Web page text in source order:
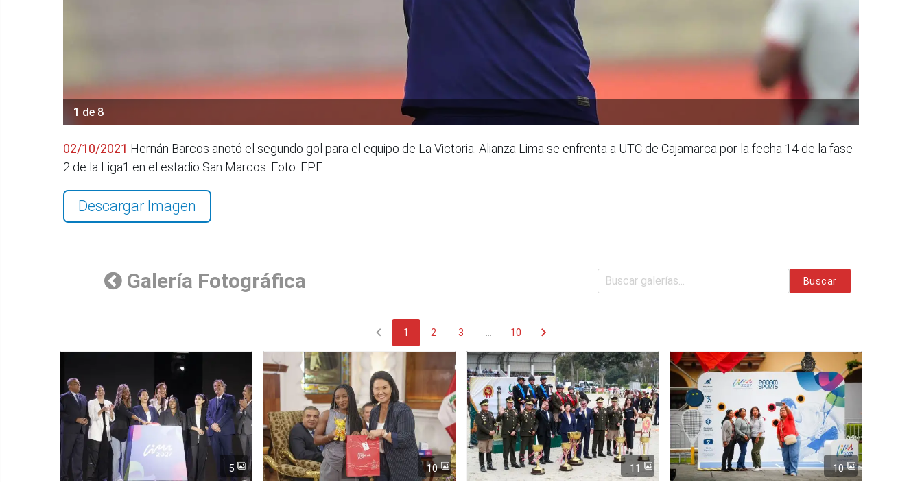
1 de 8
02/10/2021 Hernán Barcos anotó el segundo gol para el equipo de La Victoria. Alianza Lima se enfrenta a UTC de Cajamarca por la fecha 14 de la fase
2 de la Liga1 en el estadio San Marcos. Foto: FPF
Descargar Imagen
Galería Fotográfica Buscar
chevron_left 1 2 3 10 chevron_right
5 10 11 10